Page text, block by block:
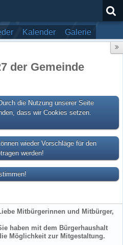
Kalender Galerie
der Gemeinde
die Nutzung unserer Seite
dass wir Cookies setzen.
wieder Vorschläge für den
werden!
Mitbürgerinnen und Mitbürger,
haben mit dem Bürgerhaushalt
Möglichkeit zur Mitgestaltung.